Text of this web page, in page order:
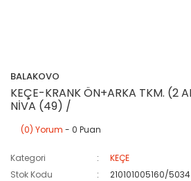
BALAKOVO
KEÇE-KRANK ÖN+ARKA TKM. (2
NİVA (49) /
(0) Yorum - 0 Puan
Kategori
KEÇE
Stok Kodu
210101005160/5034